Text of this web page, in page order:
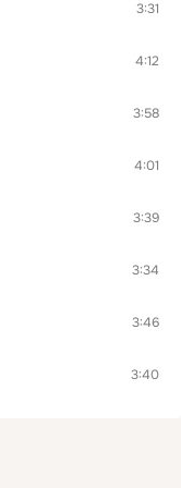
3:31
4:12
3:58
4:01
3:39
3:34
3:46
3:40